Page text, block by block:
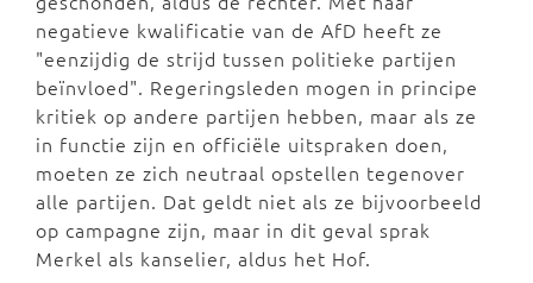
negatieve kwalificatie van de AfD heeft ze
"eenzijdig de strijd tussen politieke partijen
beïnvloed". Regeringsleden mogen in principe
kritiek op andere partijen hebben, maar als ze
in functie zijn en officiële uitspraken doen,
moeten ze zich neutraal opstellen tegenover
alle partijen. Dat geldt niet als ze bijvoorbeeld
op campagne zijn, maar in dit geval sprak
Merkel als kanselier, aldus het Hof.